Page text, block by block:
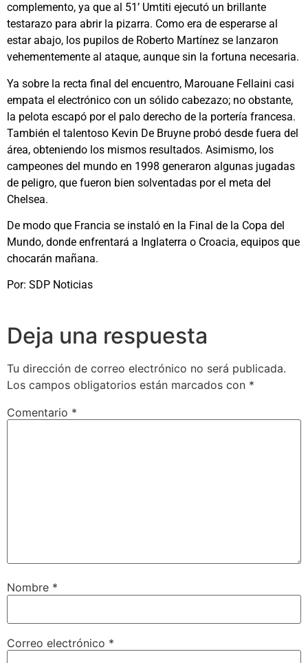
complemento, ya que al 51’ Umtiti ejecutó un brillante
testarazo para abrir la pizarra. Como era de esperarse al
estar abajo, los pupilos de Roberto Martínez se lanzaron
vehementemente al ataque, aunque sin la fortuna necesaria.
Ya sobre la recta final del encuentro, Marouane Fellaini casi
empata el electrónico con un sólido cabezazo; no obstante,
la pelota escapó por el palo derecho de la portería francesa.
También el talentoso Kevin De Bruyne probó desde fuera del
área, obteniendo los mismos resultados. Asimismo, los
campeones del mundo en 1998 generaron algunas jugadas
de peligro, que fueron bien solventadas por el meta del
Chelsea.
De modo que Francia se instaló en la Final de la Copa del
Mundo, donde enfrentará a Inglaterra o Croacia, equipos que
chocarán mañana.
Por: SDP Noticias
Deja una respuesta
Tu dirección de correo electrónico no será publicada.
Los campos obligatorios están marcados con *
Comentario *
Nombre *
Correo electrónico *